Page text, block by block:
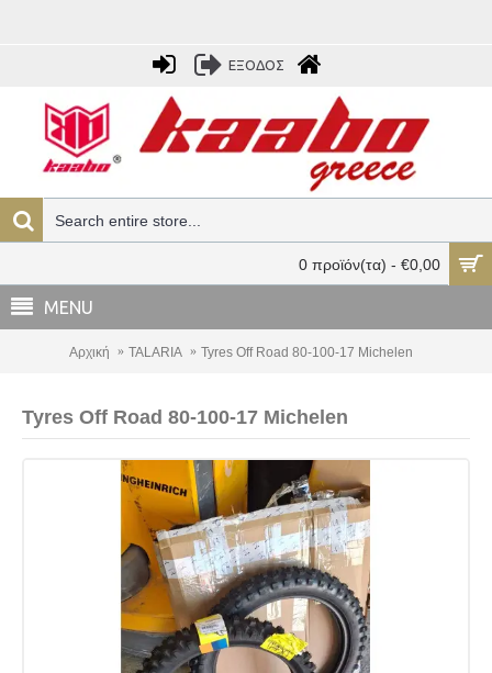
ΕΞΟΔΟΣ
0 προϊόν(τα) - €0,00
MENU
Αρχική TALARIA Tyres Off Road 80-100-17 Michelen
Tyres Off Road 80-100-17 Michelen